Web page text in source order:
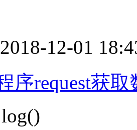
2018-12-01
序request获取